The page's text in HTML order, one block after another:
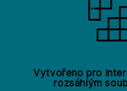
Vytvořeno pro
rozsáhlým